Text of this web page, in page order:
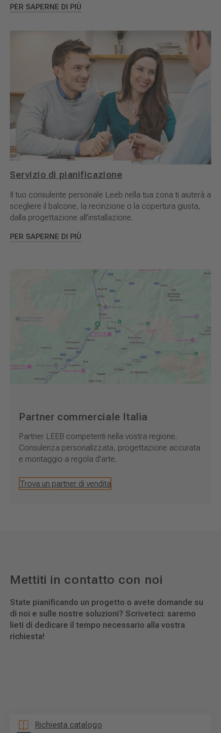
PER SAPERNE DI PIÙ
Servizio di pianificazione
Il tuo consulente personale Leeb nella tua zona ti aiuterà a
scegliere il balcone, la recinzione o la copertura giusta,
dalla progettazione all’installazione.
PER SAPERNE DI PIÙ
Partner commerciale Italia
Partner LEEB competenti nella vostra regione.
Consulenza personalizzata, progettazione accurata
e montaggio a regola d’arte.
Trova un partner di vendita
Mettiti in contatto con noi
State pianificando un progetto o avete domande su
di noi e sulle nostre soluzioni? Scriveteci: saremo
lieti di dedicare il tempo necessario alla vostra
richiesta!
Richiesta catalogo